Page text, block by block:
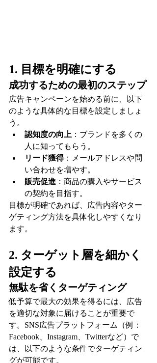
1. 目標を明確にする
成功するための最初のステップ
広告キャンペーンを始める前に、以下
のような具体的な目標を設定しましょ
う。
認知度の向上 ：ブランドを多くの
人に知ってもらう。
リード獲得：メールアドレスや問
い合わせを増やす。
販売促進 ：商品の購入やサービス
の契約を目指す。
目標が明確であれば、広告内容やター
ゲティング方法を具体化しやすくなり
ます。
2. ターゲット層を細かく
設定する
無駄を省くターゲティング
低予算で最大の効果を得るには、広告
を適切な対象に届けることが重要で
す。SNS広告プラットフォーム（例：
Facebook、Instagram、Twitterなど）で
は、以下のような条件でターゲティン
グが可能です。